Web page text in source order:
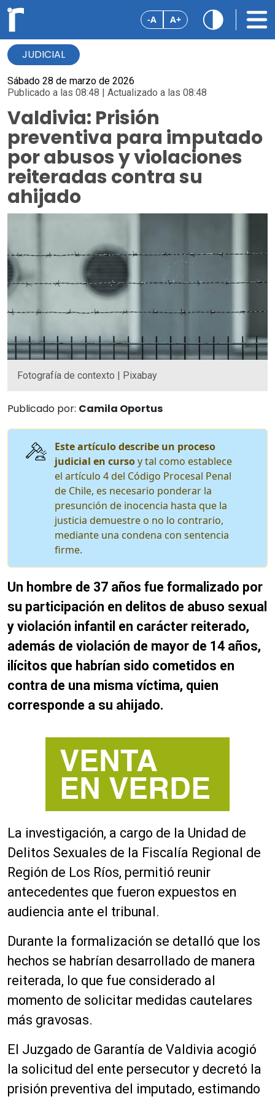
-A A+
JUDICIAL
Sábado 28 de marzo de 2026
Publicado a las 08:48 | Actualizado a las 08:48
Valdivia: Prisión
preventiva para imputado
por abusos y violaciones
reiteradas contra su
ahijado
Fotografía de contexto | Pixabay
Publicado por: Camila Oportus
Este artículo describe un proceso
judicial en cursoy tal como establece
el artículo 4 del Código Procesal Penal
de Chile, es necesario ponderar la
presunción de inocencia hasta que la
justicia demuestre o no lo contrario,
mediante una condena con sentencia
firme.
Un hombre de 37 años fue formalizado por
su participación en delitos de abuso sexual
y violación infantil en carácter reiterado,
además de violación de mayor de 14 años,
ilícitos que habrían sido cometidos en
contra de una misma víctima, quien
corresponde a su ahijado.
La investigación, a cargo de la Unidad de
Delitos Sexuales de la Fiscalía Regional de
Región de Los Ríos, permitió reunir
antecedentes que fueron expuestos en
audiencia ante el tribunal.
Durante la formalización se detalló que los
hechos se habrían desarrollado de manera
reiterada, lo que fue considerado al
momento de solicitar medidas cautelares
más gravosas.
El Juzgado de Garantía de Valdivia acogió
la solicitud del ente persecutor y decretó la
prisión preventiva del imputado, estimando